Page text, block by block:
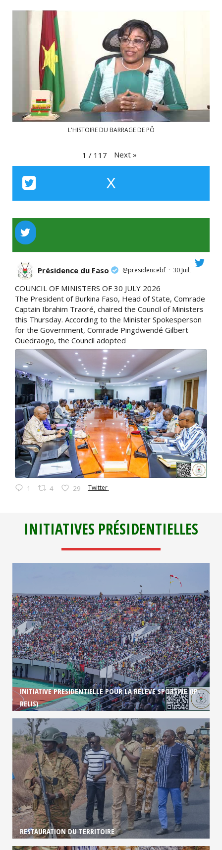
L'HISTOIRE DU BARRAGE DE PÔ
1 / 117 Next »
X
Présidence du Faso @presidencebf · 30 Juil
COUNCIL OF MINISTERS OF 30 JULY 2026
The President of Burkina Faso, Head of State, Comrade
Captain Ibrahim Traoré, chaired the Council of Ministers
this Thursday. According to the Minister Spokesperson
for the Government, Comrade Pingdwendé Gilbert
Ouedraogo, the Council adopted
1 4 29 Twitter
INITIATIVES PRÉSIDENTIELLES
INITIATIVE PRESIDENTIELLE POUR LA RELEVE SPORTIVE (IP-
RELIS)
RESTAURATION DU TERRITOIRE